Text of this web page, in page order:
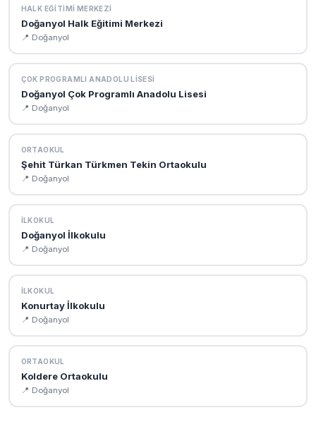
HALK EĞITIMI MERKEZI
Doğanyol Halk Eğitimi Merkezi
📍 Doğanyol
ÇOK PROGRAMLI ANADOLU LISESI
Doğanyol Çok Programlı Anadolu Lisesi
📍 Doğanyol
ORTAOKUL
Şehit Türkan Türkmen Tekin Ortaokulu
📍 Doğanyol
İLKOKUL
Doğanyol İlkokulu
📍 Doğanyol
İLKOKUL
Konurtay İlkokulu
📍 Doğanyol
ORTAOKUL
Koldere Ortaokulu
📍 Doğanyol